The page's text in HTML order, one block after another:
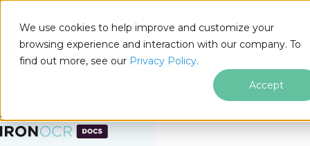
We use cookies to help improve and customize your
browsing experience and interaction with our company. To
find out more, see our Privacy Policy.
Accept
Altbilgi içeriğine atla
Docs